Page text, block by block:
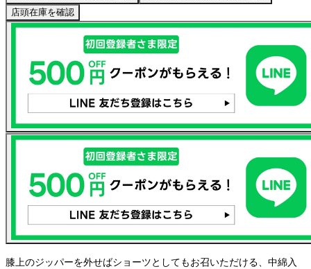
店頭在庫を確認
膝上のジッパーを外せばショーツとしてもお召いただける、中綿入